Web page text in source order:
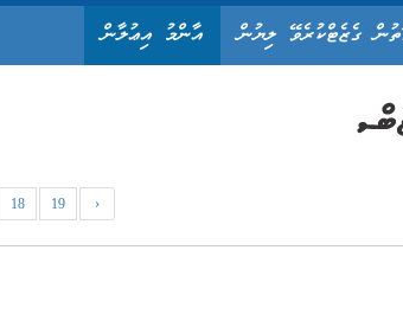
ގެޒެޓްކުރެވޭ ލިޔުން އާންމު އިޢުލާން
18 19 ›